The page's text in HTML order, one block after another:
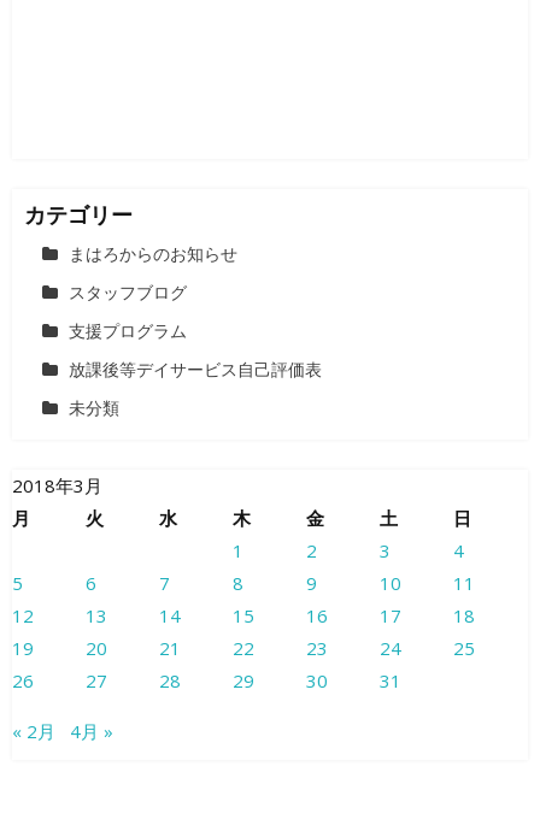
カテゴリー
まはろからのお知らせ
スタッフブログ
支援プログラム
放課後等デイサービス自己評価表
未分類
2018年3月
月
火 水 木 金 土
日
1
2 3
4
5
6 7 8 9 10
11
12
13 14 15 16 17
18
19
20 21 22 23 24
25
26
27 28 29 30 31
« 2月 4月 »